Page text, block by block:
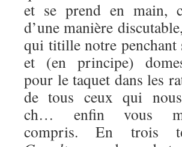
et se prend en main,
d’une manière
qui titille notre penchant
et (en principe)
pour le taquet dans les
de tous ceux qui
ch… enfin vous
compris. En trois